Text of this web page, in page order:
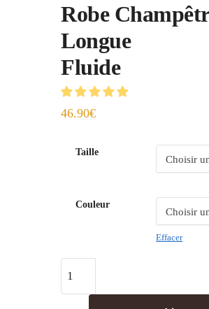
Robe
Longue
Fluide
46.90€
Taille
Couleur
Effacer